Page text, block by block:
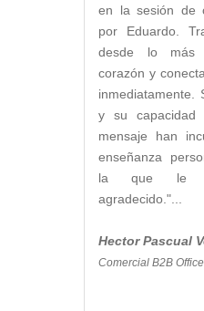
en la sesión de
por Eduardo.
desde lo más
corazón y
inmediatamente.
y su capacidad
mensaje han
enseñanza
la que le
agradecido."...
Hector Pascual
Comercial B2B